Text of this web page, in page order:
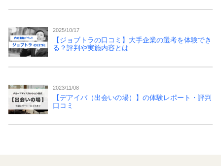
2025/10/17
【ジョブトラの口コミ】大手企業の選考を体験でき
る？評判や実施内容とは
2023/11/08
【デアイバ（出会いの場）】の体験レポート・評判
口コミ